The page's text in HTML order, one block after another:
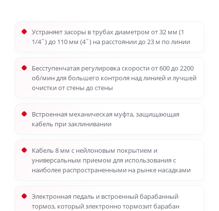
Устраняет засоры в трубах диаметром от 32 мм (1
1/4˝) до 110 мм (4˝) на расстоянии до 23 м по линии
Бесступенчатая регулировка скорости от 600 до 2200
об/мин для большего контроля над линией и лучшей
очистки от стены до стены
Встроенная механическая муфта, защищающая
кабель при заклинивании
Кабель 8 мм с нейлоновым покрытием и
универсальным приемом для использования с
наиболее распространенными на рынке насадками
Электронная педаль и встроенный барабанный
тормоз, который электронно тормозит барабан